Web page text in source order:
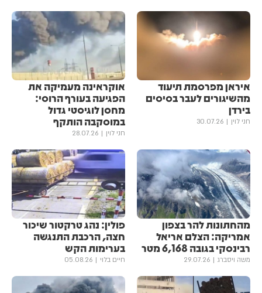
איראן מפרסמת תיעוד
מהשיגורים לעבר בסיסים
בירדן
חני לוין 30.07.26
אוקראינה מעמיקה את
הפגיעה בעורף הרוסי:
מחסן לוגיסטי גדול
במוסקבה הותקף
חני לוין 28.07.26
מהחתונות להר בצפון
אמריקה: הצלם אריאל
רבינסקי בגובה 6,168 מטר
משה ויסברג 29.07.26
פולין: נהג טרקטור שיכור
חצה, הרכבת התנגשה
בערימות הקש
חיים בלוי 05.08.26